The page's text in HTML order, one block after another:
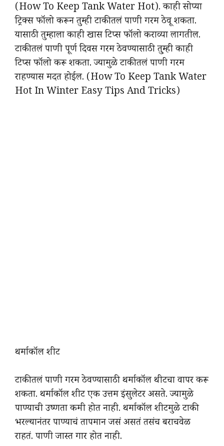
(How To Keep Tank Water Hot). काही सोप्या
ट्रिक्स फॉलो करून तुम्ही टाकीतलं पाणी गरम ठेवू शकता.
यासाठी तुम्हाला काही खास टिप्स फॉलो कराव्या लागतील.
टाकीतलं पाणी पूर्ण दिवस गरम ठेवण्यासाठी तु्म्ही काही
टिप्स फॉलो करू शकता. ज्यामुळे टाकीतलं पाणी गरम
राहण्यास मदत होईल. (How To Keep Tank Water
Hot In Winter Easy Tips And Tricks)
थर्माकॉल शीट
टाकीतलं पाणी गरम ठेवण्यासाठी थर्माकॉल थीटचा वापर करू
शकता. थर्माकॉल शीट एक उत्तम इंसुलेटर असते. ज्यामुळे
पाण्याची उष्णता कमी होत नाही. थर्माकॉल शीटमुळे टाकी
भरल्यानंतर पाण्याचं तापमान जसं असतं तसंच बराचवेळ
राहतं. पाणी जास्त गार होत नाही.